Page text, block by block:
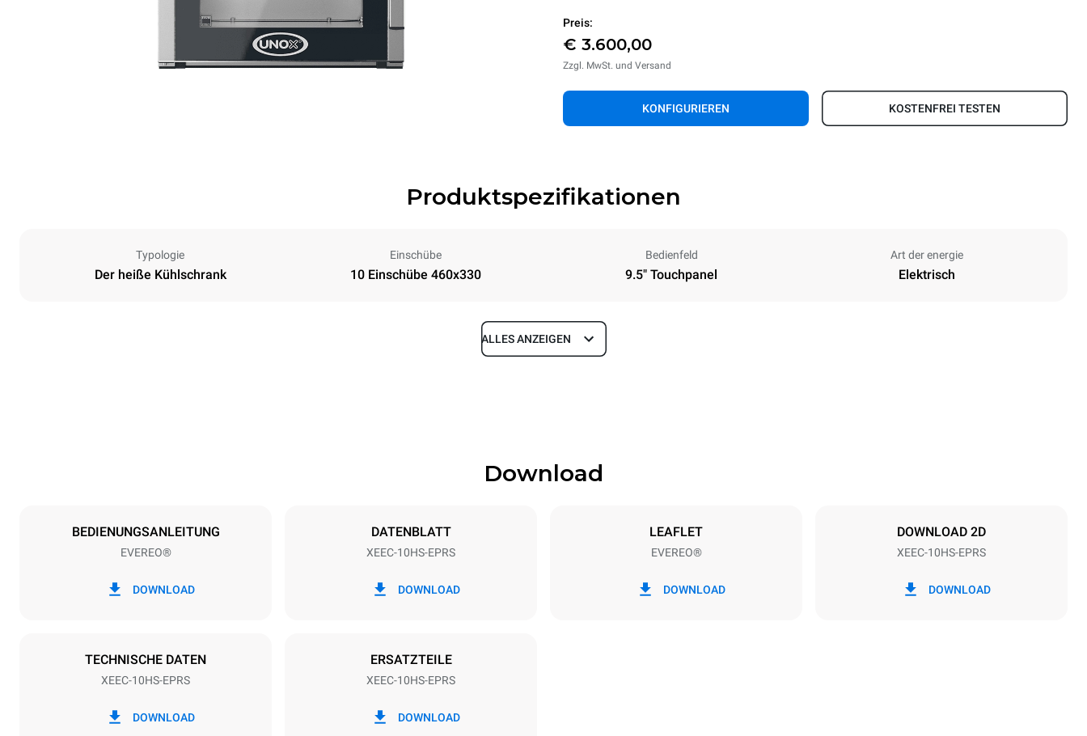
Preis:
€ 3.600,00
Zzgl. MwSt. und Versand
KONFIGURIEREN KOSTENFREI TESTEN
Produktspezifikationen
Typologie
Der heiße Kühlschrank
Einschübe
10 Einschübe 460x330
Bedienfeld
9.5" Touchpanel
Art der energie
Elektrisch
Tiefe
Blechgröße
ALLES ANZEIGEN
Download
BEDIENUNGSANLEITUNG
EVEREO®
DOWNLOAD
DATENBLATT
XEEC-10HS-EPRS
DOWNLOAD
LEAFLET
EVEREO®
DOWNLOAD
DOWNLOAD 2D
XEEC-10HS-EPRS
DOWNLOAD
TECHNISCHE DATEN
XEEC-10HS-EPRS
DOWNLOAD
ERSATZTEILE
XEEC-10HS-EPRS
DOWNLOAD